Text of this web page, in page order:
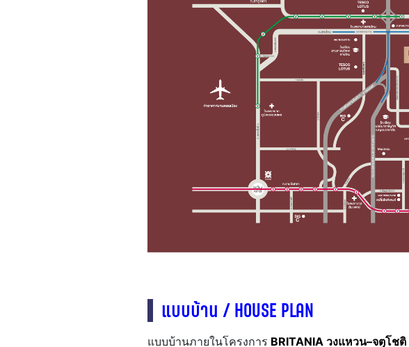
แบบบ้าน / HOUSE PLAN
แบบบ้านภายในโครงการ BRITANIA วงแหวน–จตุโชติ